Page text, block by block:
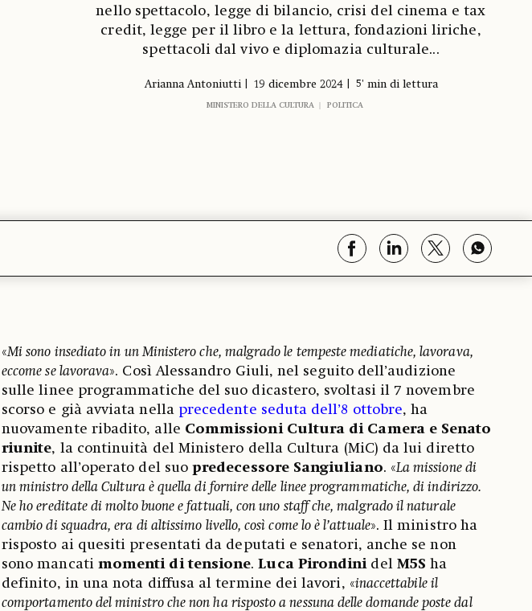
nello spettacolo, legge di bilancio, crisi del cinema e tax
credit, legge per il libro e la lettura, fondazioni liriche,
spettacoli dal vivo e diplomazia culturale...
Arianna Antoniutti 19 dicembre 2024 5' min di lettura
MINISTERO DELLA CULTURA POLITICA
«Mi sono insediato in un Ministero che, malgrado le tempeste mediatiche, lavorava,
eccome se lavorava». Così Alessandro Giuli, nel seguito dell’audizione
sulle linee programmatiche del suo dicastero, svoltasi il 7 novembre
scorso e già avviata nella precedente seduta dell’8 ottobre, ha
nuovamente ribadito, alle Commissioni Cultura di Camera e Senato
riunite, la continuità del Ministero della Cultura (MiC) da lui diretto
rispetto all’operato del suopredecessore Sangiuliano. «La missione di
un ministro della Cultura è quella di fornire delle linee programmatiche, di indirizzo.
Ne ho ereditate di molto buone e fattuali, con uno staff che, malgrado il naturale
cambio di squadra, era di altissimo livello, così come lo è l’attuale». Il ministro ha
risposto ai quesiti presentati da deputati e senatori, anche se non
sono mancati momenti di tensione.Luca Pirondinidel M5S ha
definito, in una nota diffusa al termine dei lavori, «inaccettabile il
comportamento del ministro che non ha risposto a nessuna delle domande poste dal